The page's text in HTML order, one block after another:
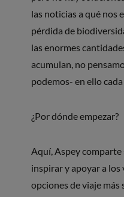
las noticias a qué nos
pérdida de
las enormes
acumulan, no
podemos- en ello cada
¿Por dónde empezar?
Aquí, Aspey comparte
inspirar y apoyar a
opciones de viaje más